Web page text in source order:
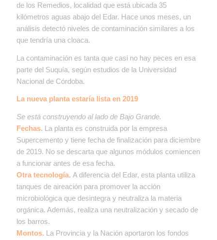
de los Remedios, localidad que está ubicada 35
kilómetros aguas abajo del Edar. Hace unos meses, un
análisis detectó niveles de contaminación similares a los
que tendría una cloaca.
La contaminación es tanta que casi no hay peces en esa
parte del Suquía, según estudios de la Universidad
Nacional de Córdoba.
La nueva planta estaría lista en 2019
Se está construyendo al lado de Bajo Grande.
Fechas. La planta es construida por la empresa
Supercemento y tiene fecha de finalización para diciembre
de 2019. No se descarta que algunos módulos comiencen
a funcionar antes de esa fecha.
Otra tecnología. A diferencia del Edar, esta planta utiliza
tanques de aireación para promover la acción
microbiológica que desintegra y neutraliza la materia
orgánica. Además, realiza una neutralización y secado de
los barros.
Montos. La Provincia y la Nación aportaron los fondos